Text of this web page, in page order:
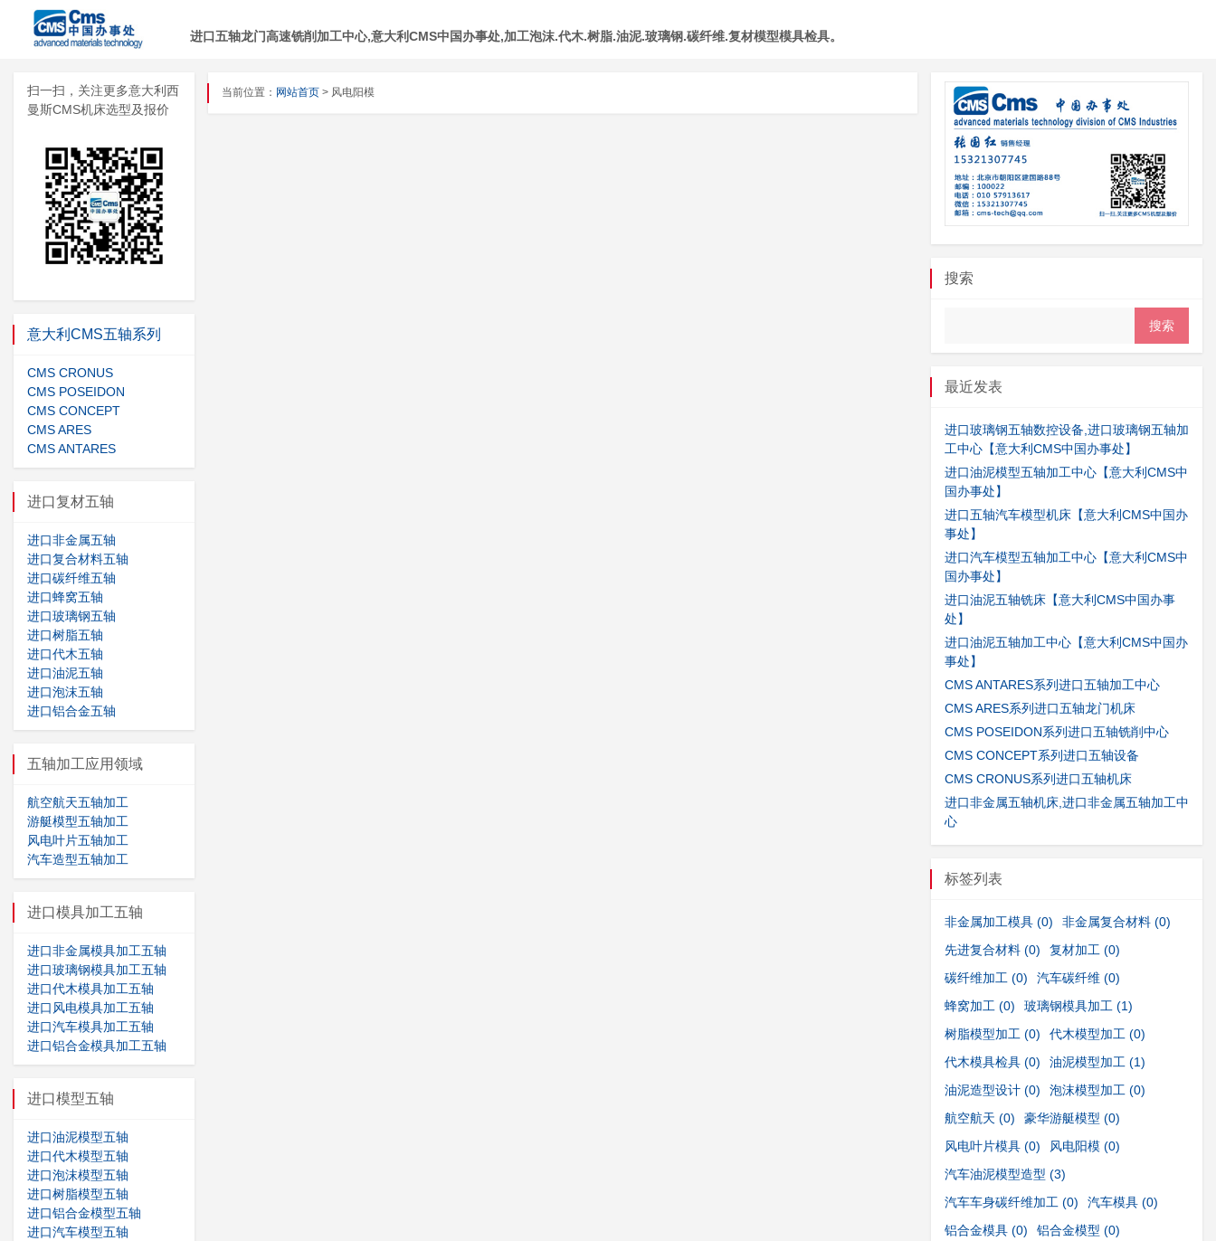
进口五轴龙门高速铣削加工中心,意大利CMS中国办事处,加工泡沫.代木.树脂.油泥.玻璃钢.碳纤维.复材模型模具检具。
当前位置： 网站首页 > 风电阳模
扫一扫，关注更多意大利西
曼斯CMS机床选型及报价
意大利CMS五轴系列
CMS CRONUS
CMS POSEIDON
CMS CONCEPT
CMS ARES
CMS ANTARES
进口复材五轴
进口非金属五轴
进口复合材料五轴
进口碳纤维五轴
进口蜂窝五轴
进口玻璃钢五轴
进口树脂五轴
进口代木五轴
进口油泥五轴
进口泡沫五轴
进口铝合金五轴
五轴加工应用领域
航空航天五轴加工
游艇模型五轴加工
风电叶片五轴加工
汽车造型五轴加工
进口模具加工五轴
进口非金属模具加工五轴
进口玻璃钢模具加工五轴
进口代木模具加工五轴
进口风电模具加工五轴
进口汽车模具加工五轴
进口铝合金模具加工五轴
进口模型五轴
进口油泥模型五轴
进口代木模型五轴
进口泡沫模型五轴
进口树脂模型五轴
进口铝合金模型五轴
进口汽车模型五轴
搜索
最近发表
进口玻璃钢五轴数控设备,进口玻璃钢五轴加
工中心【意大利CMS中国办事处】
进口油泥模型五轴加工中心【意大利CMS中
国办事处】
进口五轴汽车模型机床【意大利CMS中国办
事处】
进口汽车模型五轴加工中心【意大利CMS中
国办事处】
进口油泥五轴铣床【意大利CMS中国办事
处】
进口油泥五轴加工中心【意大利CMS中国办
事处】
CMS ANTARES系列进口五轴加工中心
CMS ARES系列进口五轴龙门机床
CMS POSEIDON系列进口五轴铣削中心
CMS CONCEPT系列进口五轴设备
CMS CRONUS系列进口五轴机床
进口非金属五轴机床,进口非金属五轴加工中
心
标签列表
非金属加工模具 (0) 非金属复合材料 (0)
先进复合材料 (0) 复材加工 (0)
碳纤维加工 (0) 汽车碳纤维 (0)
蜂窝加工 (0) 玻璃钢模具加工 (1)
树脂模型加工 (0) 代木模型加工 (0)
代木模具检具 (0) 油泥模型加工 (1)
油泥造型设计 (0) 泡沫模型加工 (0)
航空航天 (0) 豪华游艇模型 (0)
风电叶片模具 (0) 风电阳模 (0)
汽车油泥模型造型 (3)
汽车车身碳纤维加工 (0) 汽车模具 (0)
铝合金模具 (0) 铝合金模型 (0)